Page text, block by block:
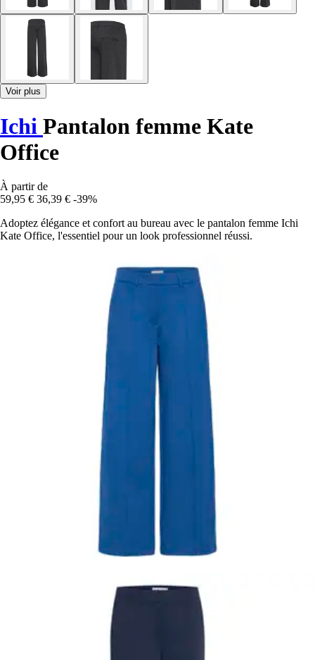
Voir plus
Ichi Pantalon femme Kate
Office
À partir de
59,95 € 36,39 € -39%
Adoptez élégance et confort au bureau avec le pantalon femme Ichi
Kate Office, l'essentiel pour un look professionnel réussi.